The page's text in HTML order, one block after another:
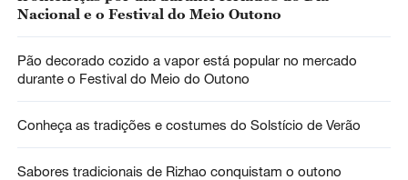
Nacional e o Festival do Meio Outono
Pão decorado cozido a vapor está popular no mercado
durante o Festival do Meio do Outono
Conheça as tradições e costumes do Solstício de Verão
Sabores tradicionais de Rizhao conquistam o outono